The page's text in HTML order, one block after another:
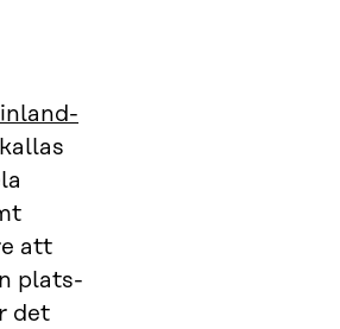
att
plats-
det